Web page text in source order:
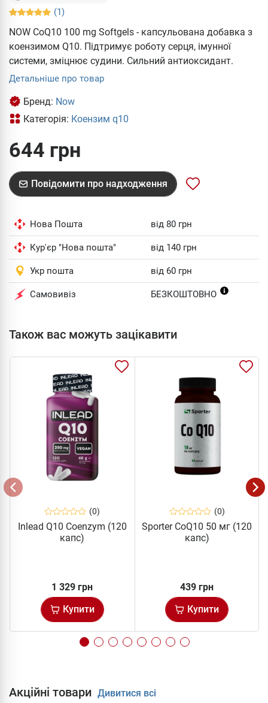
(1)
NOW CoQ10 100 mg Softgels - капсульована добавка з
коензимом Q10. Підтримує роботу серця, імунної
системи, зміцнює судини. Сильний антиоксидант.
Детальніше про товар
Бренд: Now
Категорія: Коензим q10
644 грн
Повідомити про надходження
Нова Пошта від 80 грн
Кур'єр "Нова пошта" від 140 грн
Укр пошта від 60 грн
Самовивіз БЕЗКОШТОВНО
Також вас можуть зацікавити
(0)
Inlead Q10 Coenzym (120
капс)
1 329 грн
Купити
(0)
Sporter CoQ10 50 мг (120
капс)
439 грн
Купити
Акційні товари Дивитися всі